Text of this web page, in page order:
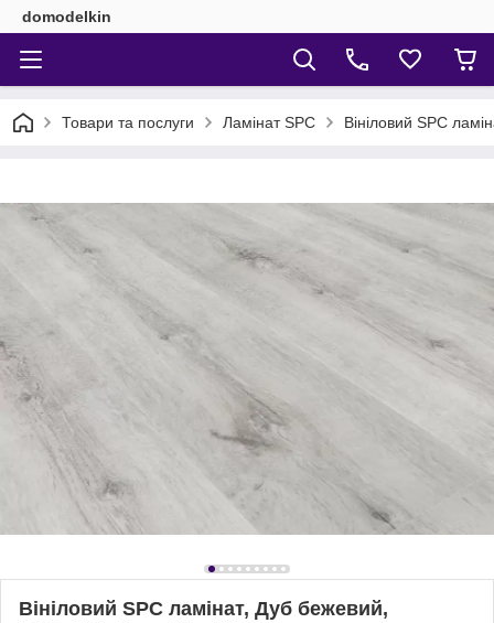
domodelkin
Товари та послуги Ламінат SPC Вініловий SPC
Вініловий SPC ламінат, Дуб бежевий,